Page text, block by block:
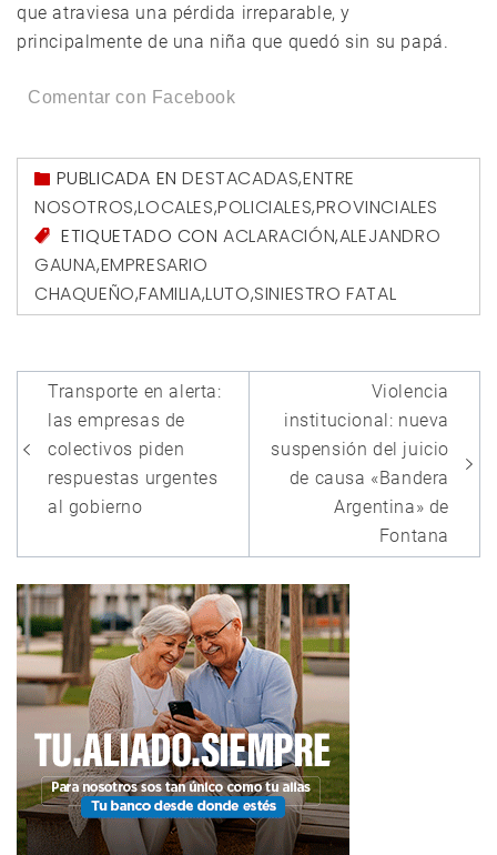
que atraviesa una pérdida irreparable, y
principalmente de una niña que quedó sin su papá.
Comentar con Facebook
PUBLICADA ENDESTACADAS,ENTRE
NOSOTROS,LOCALES,POLICIALES,PROVINCIALES
ETIQUETADO CONACLARACIÓN,ALEJANDRO
GAUNA,EMPRESARIO
CHAQUEÑO,FAMILIA,LUTO,SINIESTRO FATAL
Navegación
de
entradas
Transporte en alerta:
las empresas de
colectivos piden
respuestas urgentes
al gobierno
Violencia
institucional: nueva
suspensión del juicio
de causa «Bandera
Argentina» de
Fontana